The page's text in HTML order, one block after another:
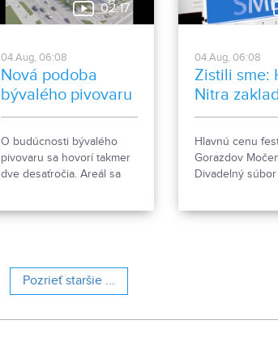
02:17
04.Aug, 06:08
Nová podoba
bývalého pivovaru
O budúcnosti bývalého
pivovaru sa hovorí takmer
dve desaťročia. Areál sa
polyfunkčnej budovy.
04.Aug, 06:08
Zistili sme:
Nitra
ženkský
Gorazdov
Močenok
víťaza
Hlavnú cenu
Gorazdov
Divadelný súbor
Pozrieť staršie ...